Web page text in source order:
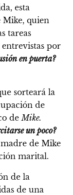
esta
Mike, quien
tareas
por
en puerta?
sorteará la
de
deMike.
un poco?
de Mike
marital.
de la
de una